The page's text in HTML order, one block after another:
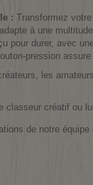
: Transformez
à une
pour durer, avec
pression
les
classeur créatif ou
de notre